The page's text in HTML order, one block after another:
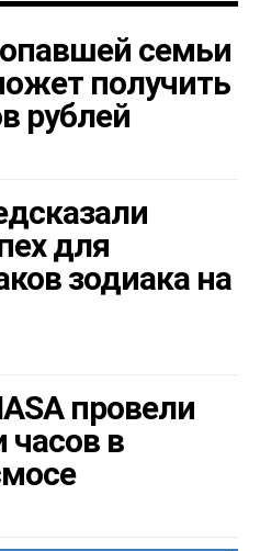
семьи
получить
рублей
для
зодиака на
провели
в